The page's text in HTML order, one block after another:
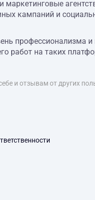
кампаний и
профессионализма и
работ на таких
и отзывам от других